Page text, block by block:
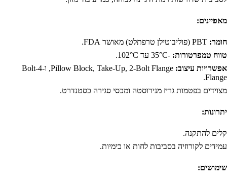
מאפיינים:
חומר:
טווח טמפרטורות: -35°C עד 102°C.
אפשרויות עיצוב:
Pillow Block, Take-Up, 2-Bolt Flange, ו-4-Bolt
Flange.
מצוידים בפטמות גריז מנירוסטה ומכסי סגירה כסטנדרט.
יתרונות:
קלים להתקנה.
עמידים לקורוזיה בסביבות לחות או כימיות.
שימושים: